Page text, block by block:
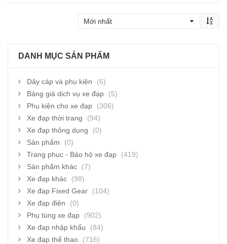
DANH MỤC SẢN PHẨM
Dây cáp và phụ kiện
(6)
Bảng giá dịch vụ xe đạp
(5)
Phụ kiện cho xe đạp
(306)
Xe đạp thời trang
(94)
Xe đạp thông dụng
(0)
Sản phẩm
(0)
Trang phục - Bảo hộ xe đạp
(419)
Sản phẩm khác
(7)
Xe đạp khác
(98)
Xe đạp Fixed Gear
(104)
Xe đạp điện
(0)
Phụ tùng xe đạp
(902)
Xe đạp nhập khẩu
(84)
Xe đạp thể thao
(716)